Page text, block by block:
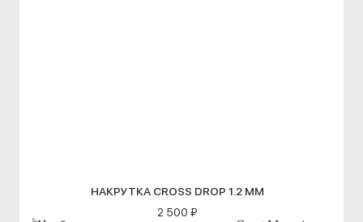
НАКРУТКА CROSS DROP 1.2 ММ
2 500 ₽